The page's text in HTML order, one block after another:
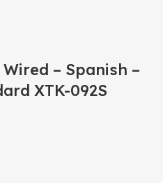
– Spanish –
XTK-092S